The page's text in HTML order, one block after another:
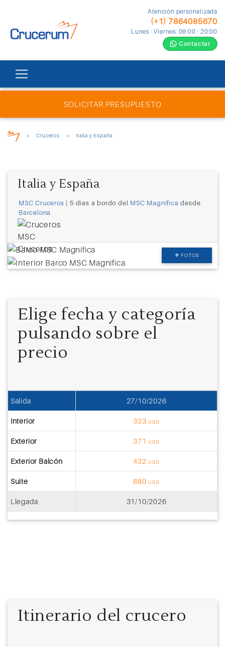
Atención personalizada
(+1) 7864085670
Lunes - Viernes: 09:00 - 20:00
Contactar
SOLICITAR PRESUPUESTO
> Cruceros > Italia y España
Italia y España
MSC Cruceros | 5 días a bordo del MSC Magnifica desde
Barcelona
FOTOS
Elige fecha y categoría
pulsando sobre el
precio
Salida 27/10/2026
Interior 323 USD
Exterior 371 USD
Exterior Balcón 432 USD
Suite 880 USD
Llegada 31/10/2026
Itinerario del crucero